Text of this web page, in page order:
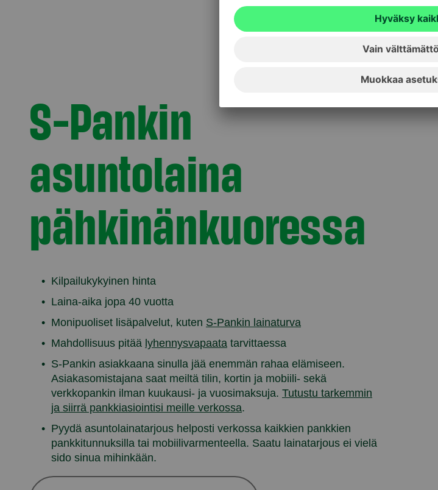
S-Pankin
asuntolaina
pähkinänkuoressa
Kilpailukykyinen hinta
Laina-aika jopa 40 vuotta
Monipuoliset lisäpalvelut, kuten S-Pankin lainaturva
Mahdollisuus pitää lyhennysvapaata tarvittaessa
S-Pankin asiakkaana sinulla jää enemmän rahaa elämiseen.
Asiakasomistajana saat meiltä tilin, kortin ja mobiili- sekä
verkkopankin ilman kuukausi- ja vuosimaksuja. Tutustu tarkemmin
ja siirrä pankkiasiointisi meille verkossa.
Pyydä asuntolainatarjous helposti verkossa kaikkien pankkien
pankkitunnuksilla tai mobiilivarmenteella. Saatu lainatarjous ei vielä
sido sinua mihinkään.